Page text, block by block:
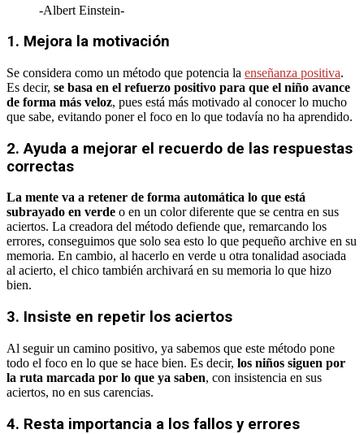
-Albert Einstein-
1. Mejora la motivación
Se considera como un método que potencia la enseñanza positiva.
Es decir, se basa en el refuerzo positivo para que el niño avance
de forma más veloz, pues está más motivado al conocer lo mucho
que sabe, evitando poner el foco en lo que todavía no ha aprendido.
2. Ayuda a mejorar el recuerdo de las respuestas
correctas
La mente va a retener de forma automática lo que está
subrayado en verde o en un color diferente que se centra en sus
aciertos. La creadora del método defiende que, remarcando los
errores, conseguimos que solo sea esto lo que pequeño archive en su
memoria. En cambio, al hacerlo en verde u otra tonalidad asociada
al acierto, el chico también archivará en su memoria lo que hizo
bien.
3. Insiste en repetir los aciertos
Al seguir un camino positivo, ya sabemos que este método pone
todo el foco en lo que se hace bien. Es decir, los niños siguen por
la ruta marcada por lo que ya saben, con insistencia en sus
aciertos, no en sus carencias.
4. Resta importancia a los fallos y errores